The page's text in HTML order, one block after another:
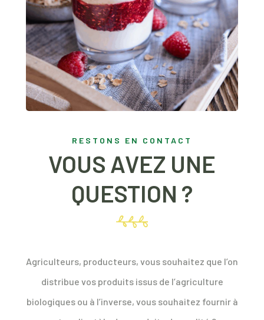
RESTONS EN CONTACT
VOUS AVEZ UNE
QUESTION ?
Agriculteurs, producteurs, vous souhaitez que l’on
distribue vos produits issus de l’agriculture
biologiques ou à l’inverse, vous souhaitez fournir à